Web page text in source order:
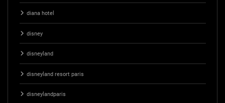
diana hotel
disney
disneyland
disneyland resort paris
disneylandparis